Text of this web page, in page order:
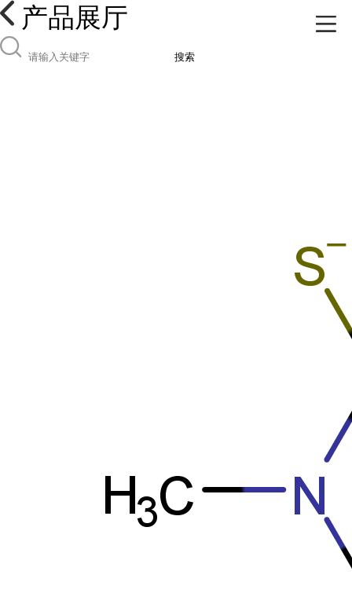
产品展厅
搜索